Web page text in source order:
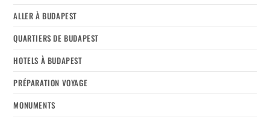
ALLER À BUDAPEST
QUARTIERS DE BUDAPEST
HOTELS À BUDAPEST
PRÉPARATION VOYAGE
MONUMENTS